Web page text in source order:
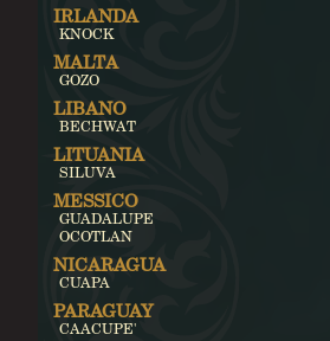
IRLANDA
KNOCK
MALTA
GOZO
LIBANO
BECHWAT
LITUANIA
SILUVA
MESSICO
GUADALUPE
OCOTLAN
NICARAGUA
CUAPA
PARAGUAY
CAACUPE'